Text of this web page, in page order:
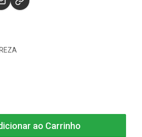
ao Carrinho